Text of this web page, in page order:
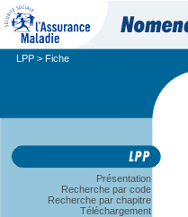
LPP > Fiche
Présentation
Recherche par code
Recherche par chapitre
Téléchargement